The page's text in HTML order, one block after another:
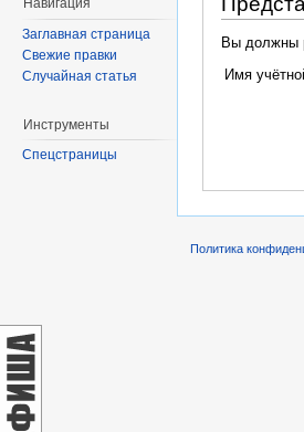
Вы должны
Имя
Навигация
Заглавная страница
Свежие правки
Случайная статья
Инструменты
Спецстраницы
Политика